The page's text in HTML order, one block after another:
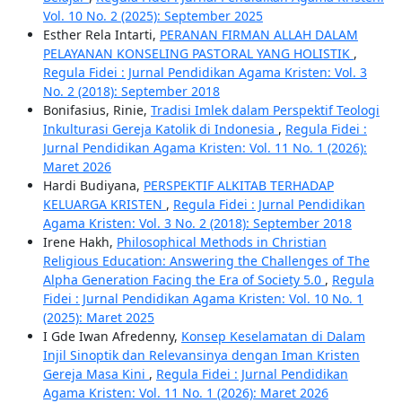
Vol. 10 No. 2 (2025): September 2025
Esther Rela Intarti, PERANAN FIRMAN ALLAH DALAM
PELAYANAN KONSELING PASTORAL YANG HOLISTIK ,
Regula Fidei : Jurnal Pendidikan Agama Kristen: Vol. 3
No. 2 (2018): September 2018
Bonifasius, Rinie, Tradisi Imlek dalam Perspektif Teologi
Inkulturasi Gereja Katolik di Indonesia , Regula Fidei :
Jurnal Pendidikan Agama Kristen: Vol. 11 No. 1 (2026):
Maret 2026
Hardi Budiyana, PERSPEKTIF ALKITAB TERHADAP
KELUARGA KRISTEN , Regula Fidei : Jurnal Pendidikan
Agama Kristen: Vol. 3 No. 2 (2018): September 2018
Irene Hakh, Philosophical Methods in Christian
Religious Education: Answering the Challenges of The
Alpha Generation Facing the Era of Society 5.0 , Regula
Fidei : Jurnal Pendidikan Agama Kristen: Vol. 10 No. 1
(2025): Maret 2025
I Gde Iwan Afredenny, Konsep Keselamatan di Dalam
Injil Sinoptik dan Relevansinya dengan Iman Kristen
Gereja Masa Kini , Regula Fidei : Jurnal Pendidikan
Agama Kristen: Vol. 11 No. 1 (2026): Maret 2026